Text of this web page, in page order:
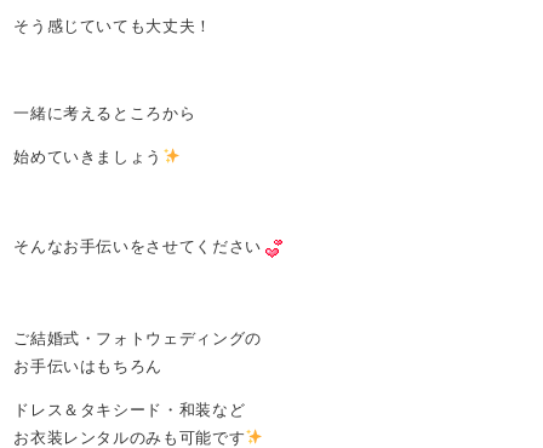
そう感じていても大丈夫！
一緒に考えるところから
始めていきましょう
そんなお手伝いをさせてください
ご結婚式・フォトウェディングの
お手伝いはもちろん
ドレス＆タキシード・和装など
お衣装レンタルのみも可能です